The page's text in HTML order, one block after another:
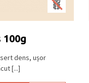
100g
dens, ușor
[...]